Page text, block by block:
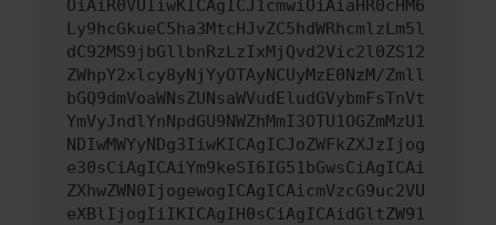
OiAiR0VUIiwKICAgICJ1cmwiOiAiaHR0cHM6
Ly9hcGkueC5ha3MtcHJvZC5hdWRhcmlzLm5l
dC92MS9jbGllbnRzLzIxMjQvd2Vic2l0ZS12
ZWhpY2xlcy8yNjYyOTAyNCUyMzE0NzM/Zmll
bGQ9dmVoaWNsZUNsaWVudEludGVybmFsTnVt
YmVyJndlYnNpdGU9NWZhMmI3OTU1OGZmMzU1
NDIwMWYyNDg3IiwKICAgICJoZWFkZXJzIjog
e30sCiAgICAiYm9keSI6IG51bGwsCiAgICAi
ZXhwZWN0IjogewogICAgICAicmVzcG9uc2VU
eXBlIjogIiIKICAgIH0sCiAgICAidGltZW91